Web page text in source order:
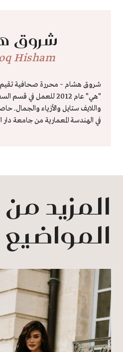
شروق
Hisham
شروق هشام – محررة صحافية تقيم
"هي" عام 2012 للعمل
واللايف ستايل والأزياء والجمال.
في الهندسة المعمارية من جامعة دار
المزيد من
المواضيع